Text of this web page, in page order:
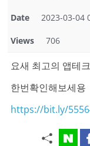
Date 2023-03-04
Views 706
요새 최고의 앱테
한번확인해보세용
https://bit.ly/